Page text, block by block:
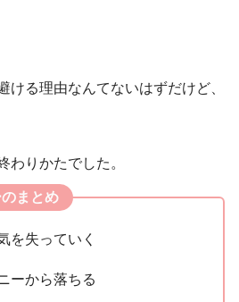
ける理由なんてないはずだけど、
わりかたでした。
まとめ
を失っていく
ーから落ちる